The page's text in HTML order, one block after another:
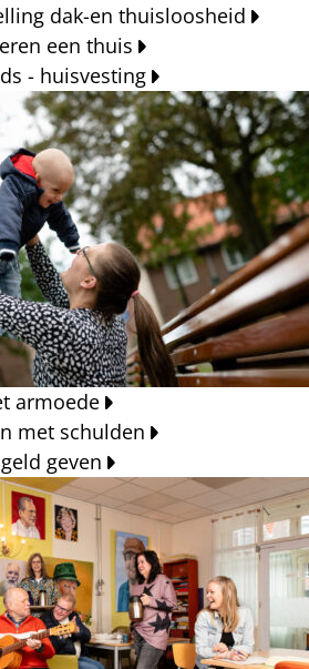
dak-en thuisloosheid
een thuis
- huisvesting
armoede
met schulden
geven